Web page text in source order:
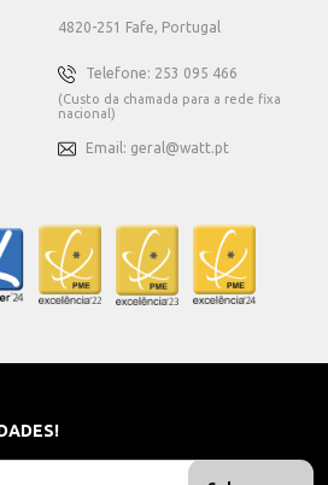
4820-251 Fafe, Portugal
Telefone: 253 095 466
(Custo da chamada para a rede fixa
nacional)
Email: geral@watt.pt